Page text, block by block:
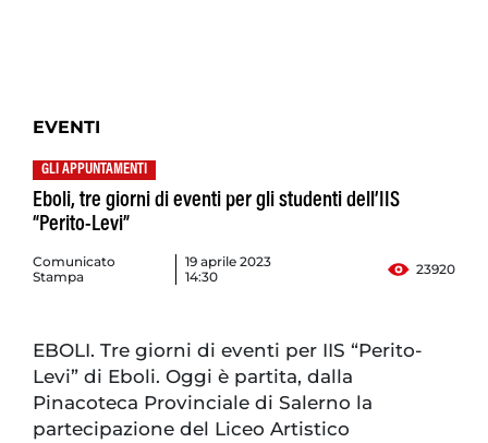
EVENTI
GLI APPUNTAMENTI
Eboli, tre giorni di eventi per gli studenti dell’IIS
“Perito-Levi”
Comunicato
Stampa
19 aprile 2023
14:30
23920
EBOLI. Tre giorni di eventi per IIS “Perito-
Levi” di Eboli. Oggi è partita, dalla
Pinacoteca Provinciale di Salerno la
partecipazione del Liceo Artistico